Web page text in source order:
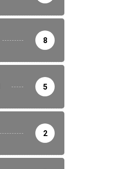
8
5
2